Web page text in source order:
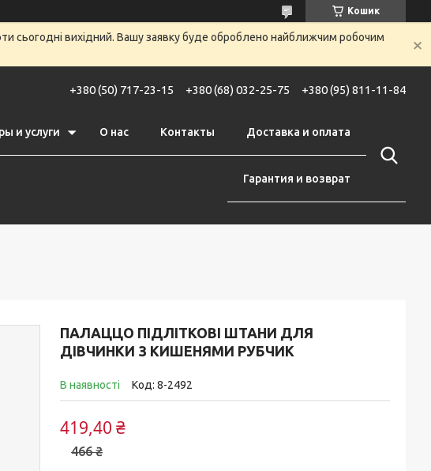
Кошик
сьогодні вихідний. Вашу заявку буде оброблено найближчим робочим
+380 (50) 717-23-15 +380 (68) 032-25-75 +380 (95) 811-11-84
и услуги О нас Контакты Доставка и оплата
Гарантия и возврат
ПАЛАЦЦО ПІДЛІТКОВІ ШТАНИ ДЛЯ
ДІВЧИНКИ З КИШЕНЯМИ РУБЧИК
В наявності Код: 8-2492
466 ₴
419,40 ₴